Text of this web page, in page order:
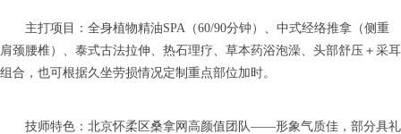
主打项目：全身植物精油SPA（60/90分钟）、中式经络推拿（侧重
肩颈腰椎）、泰式古法拉伸、热石理疗、草本药浴泡澡、头部舒压＋采耳
组合，也可根据久坐劳损情况定制重点部位加时。
技师特色：北京怀柔区桑拿网高颜值团队——形象气质佳，部分具礼